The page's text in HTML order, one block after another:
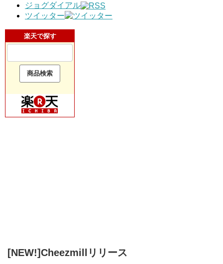
ジョグダイアル
ツイッター
楽天で探す
[NEW!]Cheezmillリリース